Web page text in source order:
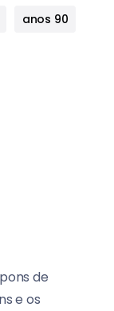
anos 90
de
e os